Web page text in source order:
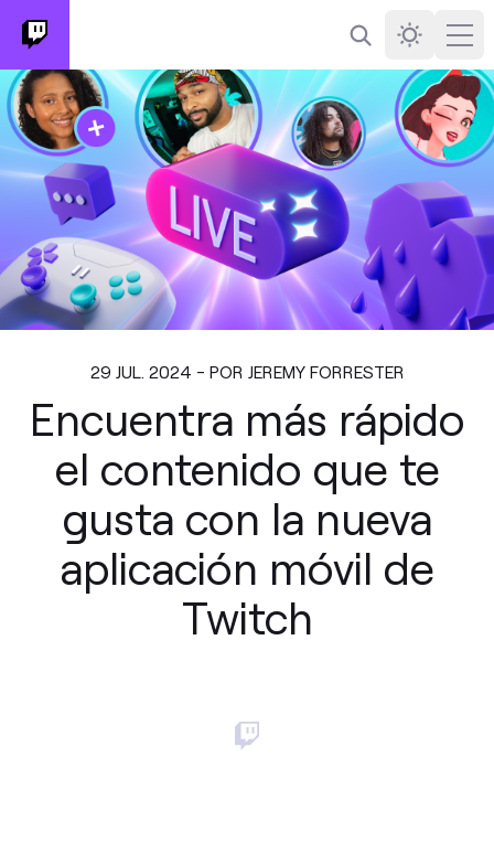
Buscar Darkmode
29 JUL. 2024 - POR JEREMY FORRESTER
Encuentra más rápido
el contenido que te
gusta con la nueva
aplicación móvil de
Twitch